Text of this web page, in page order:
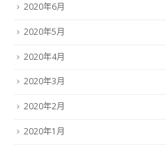
2020年6月
2020年5月
2020年4月
2020年3月
2020年2月
2020年1月